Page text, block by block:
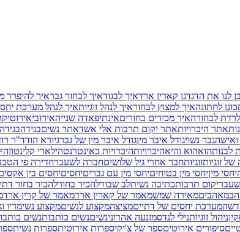
לנו את הדגדגן קארין ארדאיך לבגודאיך לבחור גבראיך להיפרד
לחתונהאיך למצוץ לבחוראיך לנהל זוגיותאיך לנהל מערכת
לבחורהאיך מכירים בחוריםאינתיפאדה שנייהאירובי
אתר היכרויותאתר יקום תרבות אלי אשדאתר נשיםבגידה
ואישהגבר נשויגודל איבר מיןגודל איבר מין של גברגיורא הודד"ר
לבנותהואהוא והיאהיכרויותהיכרויות באינטרנטהילארי קלינטון
זוגיותזוגיותחבר אחרי גיל שלושיםחברה לשעברחדירה פי
יחסי מיןיחסי מין בטוחיםיחסי מין עם גבריםיחסיםיחסים בין
יקום תרבותכתיבה נשיתלב שבורלהכיר בחורלהכיר בחור דתי
מאהביםמאירה שמשמאמר של קארין ארדמאמר של קרין ארד
מערכת יחסים של דתייםמציצהמקצוע לנשיםמקצוע נשימריו
ניהול זוגיותנילי לנדסמןנעה אהרונינשיםנשים כותבותנשים
סיפורים אירוטיםספר של צ'יקיספרות אירוטיתספרות נשית